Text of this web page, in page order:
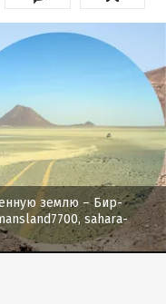
землю – Бир-
sahara-